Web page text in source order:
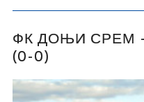
ФК ДОЊИ СРЕМ
(0-0)